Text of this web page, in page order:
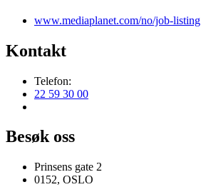
www.mediaplanet.com/no/job-listing
Kontakt
Telefon:
22 59 30 00
Besøk oss
Prinsens gate 2
0152, OSLO